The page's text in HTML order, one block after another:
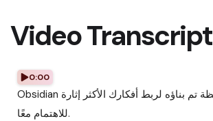
Video Transcript
0:00
Obsidian هو تطبيق ملاحظة تم بناؤه لربط أفكارك الأكثر إثارة
للاهتمام معًا.